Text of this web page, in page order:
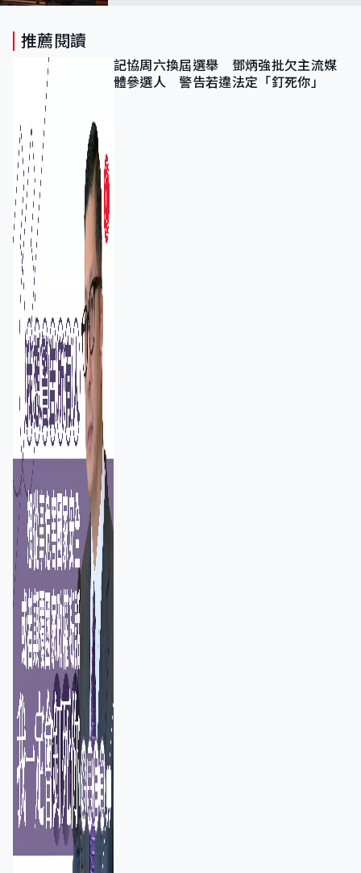
推薦閱讀
記協周六換屆選舉 鄧炳強批欠主流媒
體參選人 警告若違法定「釘死你」